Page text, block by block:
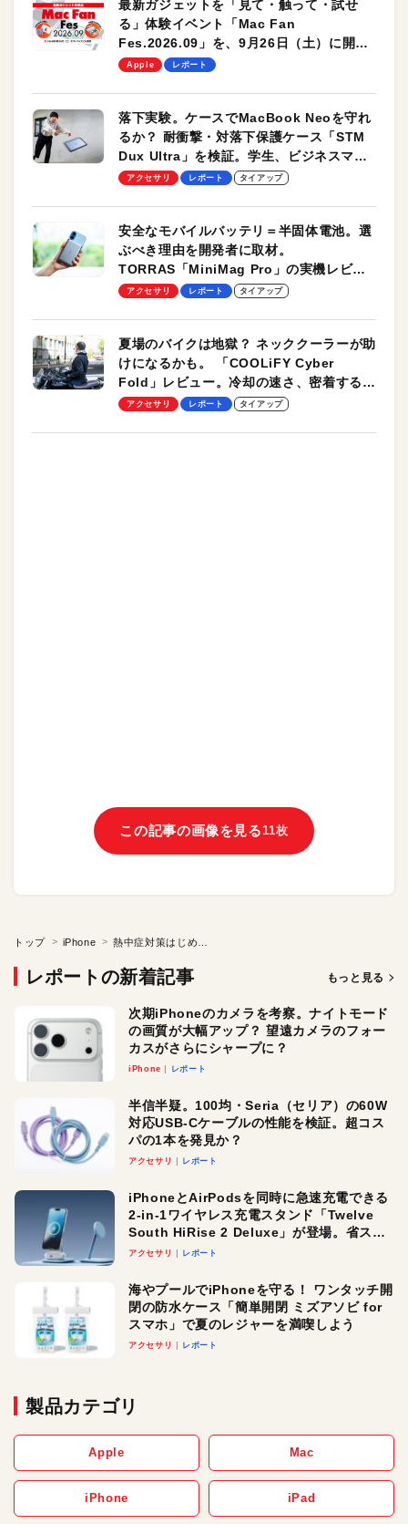
最新ガジェットを「見て・触って・試せ
る」体験イベント「Mac Fan
Fes.2026.09」を、9月26日（土）に開催
します！
Apple レポート
落下実験。ケースでMacBook Neoを守れ
るか？ 耐衝撃・対落下保護ケース「STM
Dux Ultra」を検証。学生、ビジネスマン
のモバイルユースに最適！
アクセサリ レポート タイアップ
安全なモバイルバッテリ＝半固体電池。選
ぶべき理由を開発者に取材。
TORRAS「MiniMag Pro」の実機レビュ
ーも
アクセサリ レポート タイアップ
夏場のバイクは地獄？ ネッククーラーが助
けになるかも。 「COOLiFY Cyber
Fold」レビュー。冷却の速さ、密着する冷
却プレート、シンプルな操作性がグッド！
アクセサリ レポート タイアップ
この記事の画像を見る11枚
トップ iPhone
レポートの新着記事 もっと見る
次期iPhoneのカメラを考察。ナイトモード
の画質が大幅アップ？ 望遠カメラのフォー
カスがさらにシャープに？
iPhone レポート
半信半疑。100均・Seria（セリア）の60W
対応USB-Cケーブルの性能を検証。超コス
パの1本を発見か？
アクセサリ レポート
iPhoneとAirPodsを同時に急速充電できる
2-in-1ワイヤレス充電スタンド「Twelve
South HiRise 2 Deluxe」が登場。省スペ
ースでおしゃれに充電したい人にオスス
アクセサリ レポート
海やプールでiPhoneを守る！ ワンタッチ開
閉の防水ケース「簡単開閉 ミズアソビ for
スマホ」で夏のレジャーを満喫しよう
アクセサリ レポート
製品カテゴリ
Apple Mac
iPhone iPad